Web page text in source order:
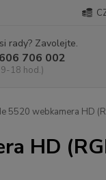
rady? Zavolejte.
706 002
18 hod.)
5520 webkamera HD
HD